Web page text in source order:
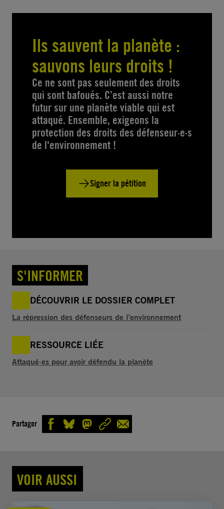
Ils sauvent la planète :
sauvons leurs droits !
Ce ne sont pas seulement des droits
qui sont bafoués. C’est aussi notre
futur sur une planète viable qui est
attaqué. Ensemble, exigeons la
protection des droits des défenseur·e·s
de l'environnement !
Signer la pétition
S'INFORMER
DÉCOUVRIR LE DOSSIER COMPLET
La répression des défenseurs de l’environnement
RESSOURCE LIÉE
Attaqué·es pour avoir défendu la planète
Partager
VOIR AUSSI